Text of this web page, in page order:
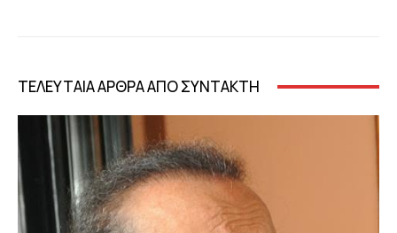
ΤΕΛΕΥΤΑΙΑ ΑΡΘΡΑ ΑΠΟ ΣΥΝΤΑΚΤΗ